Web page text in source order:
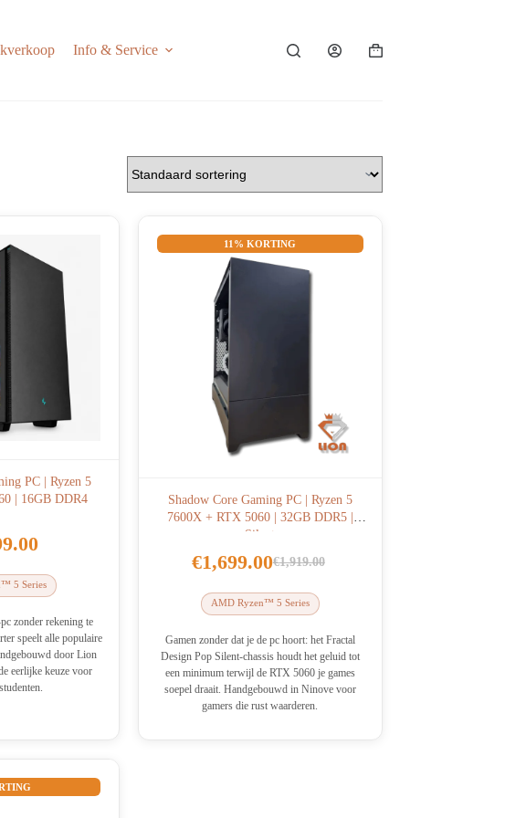
Info & Service
Shopping
PC | Ryzen 5
| 16GB DDR4
5 Series
zonder rekening te
speelt alle populaire
door Lion
eerlijke keuze voor
11% KORTING
Shadow Core Gaming PC | Ryzen 5
7600X + RTX 5060 | 32GB DDR5 |
Silent
€1,919.00
Oorspronkelijke
prijs
was:
€1,919.00.
€1,699.00Huidige
prijs
is:
€1,699.00.
AMD Ryzen™ 5 Series
Gamen zonder dat je de pc hoort: het Fractal
Design Pop Silent-chassis houdt het geluid tot
een minimum terwijl de RTX 5060 je games
soepel draait. Handgebouwd in Ninove voor
gamers die rust waarderen.